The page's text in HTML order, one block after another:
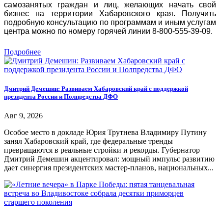
самозанятых граждан и лиц, желающих начать свой
бизнес на территории Хабаровского края. Получить
подробную консультацию по программам и иным услугам
центра можно по номеру горячей линии 8-800-555-39-09.
Подробнее
Дмитрий Демешин: Развиваем Хабаровский край с поддержкой
президента России и Полпредства ДФО
Авг 9, 2026
Особое место в докладе Юрия Трутнева Владимиру Путину
занял Хабаровский край, где федеральные тренды
превращаются в реальные стройки и рекорды. Губернатор
Дмитрий Демешин акцентировал: мощный импульс развитию
дает синергия президентских мастер-планов, национальных...